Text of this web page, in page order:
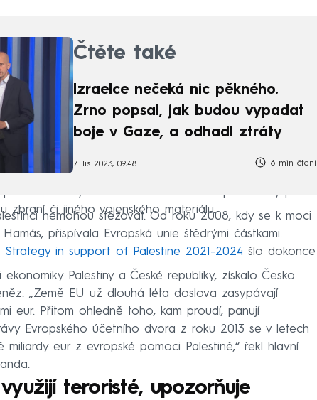
Čtěte také
Izraelce nečeká nic pěkného.
Zrno popsal, jak budou vypadat
boje v Gaze, a odhadl ztráty
7. lis 2023, 09:48 6 min čtení
fakticky ovládá Hamás. Finanční prostředky proto
zbraní či jiného vojenského materiálu.
nemohou stěžovat. Od roku 2008, kdy se k moci
přispívala Evropská unie štědrými částkami.
Strategy in support of Palestine 2021–2024 šlo dokonce
Palestiny a České republiky, získalo Česko
„Země EU už dlouhá léta doslova zasypávají
eur. Přitom ohledně toho, kam proudí, panují
Evropského účetního dvora z roku 2013 se v letech
eur z evropské pomoci Palestině,“ řekl hlavní
teroristé, upozorňuje